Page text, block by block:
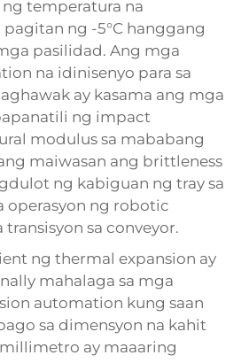
temperatura na
pagitan ng -5°C hanggang
pasilidad. Ang mga
na idinisenyo para sa
ay kasama ang mga
ng impact
modulus sa mababang
maiwasan ang brittleness
ng kabiguan ng tray sa
operasyon ng robotic
transisyon sa conveyor.
ng thermal expansion ay
mahalaga sa mga
automation kung saan
sa dimensyon na kahit
ay maaaring